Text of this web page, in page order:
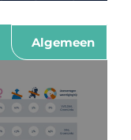
Algemeen